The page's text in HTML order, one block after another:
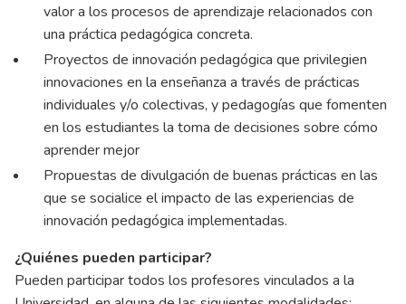
valor a los procesos de aprendizaje relacionados con
una práctica pedagógica concreta.
Proyectos de innovación pedagógica que privilegien
innovaciones en la enseñanza a través de prácticas
individuales y/o colectivas, y pedagogías que fomenten
en los estudiantes la toma de decisiones sobre cómo
aprender mejor
Propuestas de divulgación de buenas prácticas en las
que se socialice el impacto de las experiencias de
innovación pedagógica implementadas.
¿Quiénes pueden participar?
Pueden participar todos los profesores vinculados a la